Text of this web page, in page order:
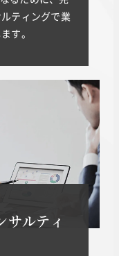
ティングで業
す。
サルティ